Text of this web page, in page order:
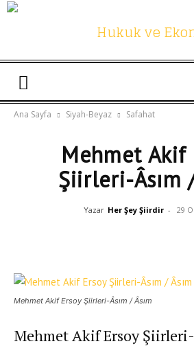
ve
Ana Sayfa Siyah-Beyaz Safahat
Mehmet Akif
Şiirleri-Âsım
Yazar Her Şey Şiirdir - 29
Mehmet Akif Ersoy Şiirleri-Âsım / Âsım
Mehmet Akif Ersoy Şiirleri-